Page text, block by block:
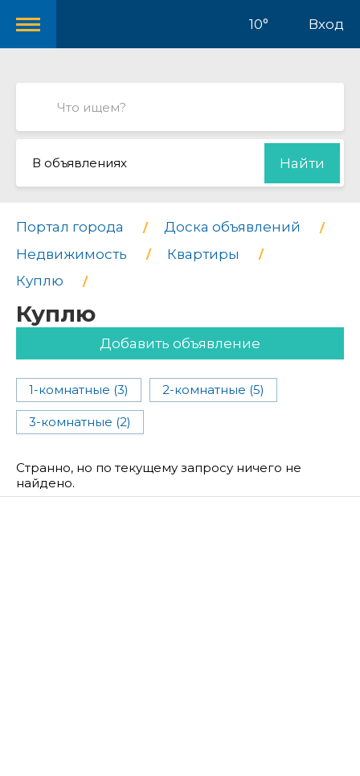
10° Вход
В объявлениях Найти
Портал города
Доска объявлений
Недвижимость
Квартиры
Куплю
Куплю
Добавить объявление
1-комнатные (3) 2-комнатные (5)
3-комнатные (2)
Странно, но по текущему запросу ничего не
найдено.